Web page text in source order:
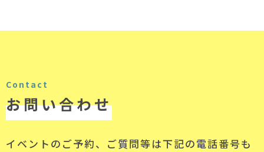
Contact
お問い合わせ
イベントのご予約、ご質問等は下記の電話番号も